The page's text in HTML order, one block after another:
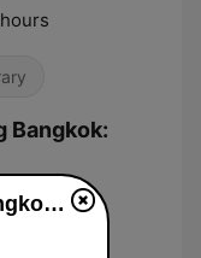
Bangkok:
Fung Fung Fung Bangkok live luisteren